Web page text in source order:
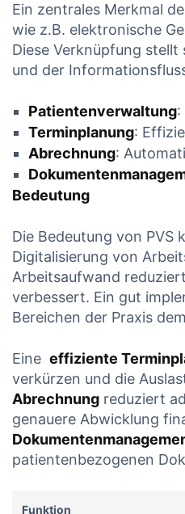
Ein zentrales Merkmal
wie ​z.B. elektronische
Diese Verknüpfung​
und der
Patientenverwaltung:
Terminplanung:
Abrechnung:
Bedeutung
Die ‍Bedeutung von
Digitalisierung von⁢
Arbeitsaufwand
verbessert.‌ Ein⁢ gut⁢
Bereichen ⁢der Praxis
Eine ⁤ effiziente⁤
verkürzen und die⁤
Abrechnung reduziert⁢
genauere Abwicklung
⁤patientenbezogenen
Funktion